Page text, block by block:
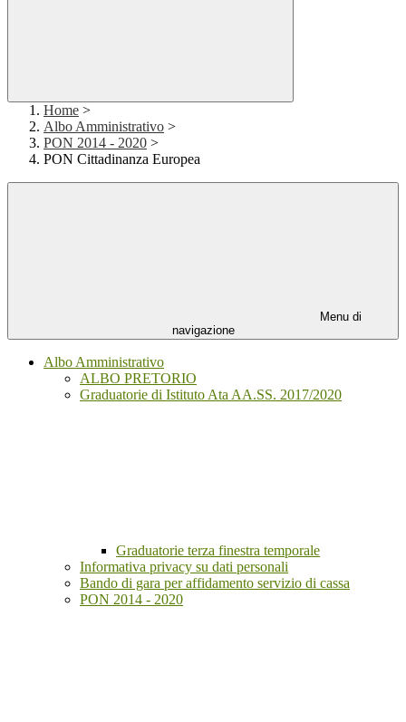
Home >
Albo Amministrativo >
PON 2014 - 2020 >
PON Cittadinanza Europea
Menu di
navigazione
Albo Amministrativo
ALBO PRETORIO
Graduatorie di Istituto Ata AA.SS. 2017/2020
Graduatorie terza finestra temporale
Informativa privacy su dati personali
Bando di gara per affidamento servizio di cassa
PON 2014 - 2020